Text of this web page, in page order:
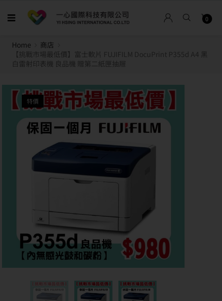
0
Home
商店
【挑戰市場最低價】富士軟片 FUJIFILM DocuPrint P355d A4 黑
白雷射印表機 良品機 贈第二紙匣抽屜
特價